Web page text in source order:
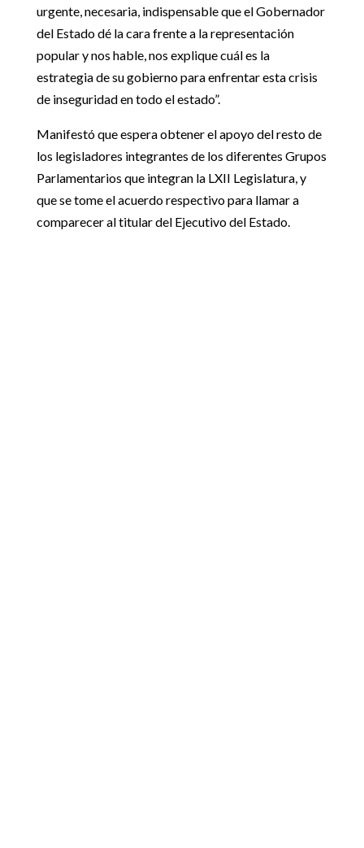
urgente, necesaria, indispensable que el Gobernador
del Estado dé la cara frente a la representación
popular y nos hable, nos explique cuál es la
estrategia de su gobierno para enfrentar esta crisis
de inseguridad en todo el estado”.
Manifestó que espera obtener el apoyo del resto de
los legisladores integrantes de los diferentes Grupos
Parlamentarios que integran la LXII Legislatura, y
que se tome el acuerdo respectivo para llamar a
comparecer al titular del Ejecutivo del Estado.